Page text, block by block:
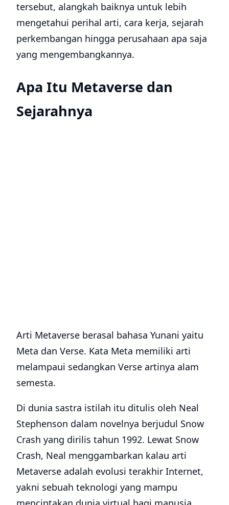
tersebut, alangkah baiknya untuk lebih
mengetahui perihal arti, cara kerja, sejarah
perkembangan hingga perusahaan apa saja
yang mengembangkannya.
Apa Itu Metaverse dan
Sejarahnya
Arti Metaverse berasal bahasa Yunani yaitu
Meta dan Verse. Kata Meta memiliki arti
melampaui sedangkan Verse artinya alam
semesta.
Di dunia sastra istilah itu ditulis oleh Neal
Stephenson dalam novelnya berjudul Snow
Crash yang dirilis tahun 1992. Lewat Snow
Crash, Neal menggambarkan kalau arti
Metaverse adalah evolusi terakhir Internet,
yakni sebuah teknologi yang mampu